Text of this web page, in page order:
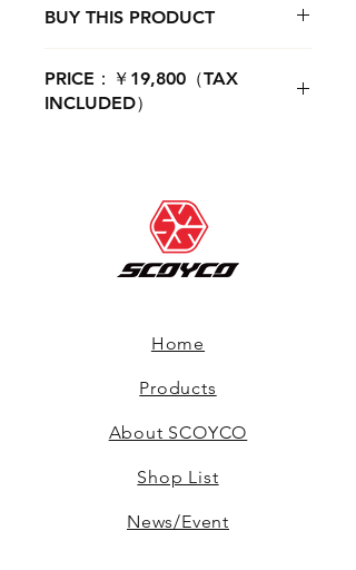
BUY THIS PRODUCT
PRICE：￥19,800（TAX
INCLUDED）
Home
Products
About SCOYCO
Shop List
News/Event